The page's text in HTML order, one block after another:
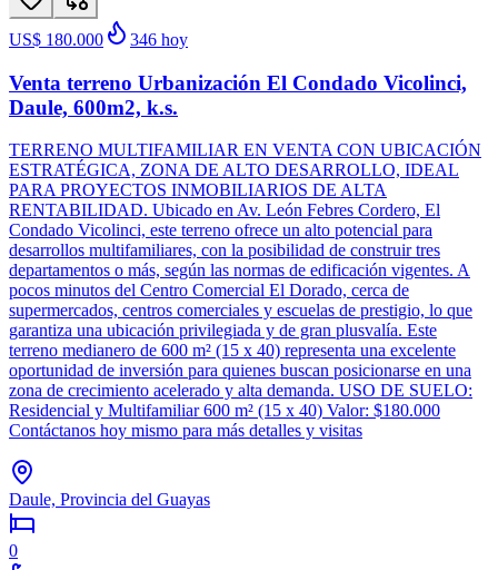
US$ 180.000 346 hoy
Venta terreno Urbanización El Condado Vicolinci,
Daule, 600m2, k.s.
TERRENO MULTIFAMILIAR EN VENTA CON UBICACIÓN
ESTRATÉGICA, ZONA DE ALTO DESARROLLO, IDEAL
PARA PROYECTOS INMOBILIARIOS DE ALTA
RENTABILIDAD. Ubicado en Av. León Febres Cordero, El
Condado Vicolinci, este terreno ofrece un alto potencial para
desarrollos multifamiliares, con la posibilidad de construir tres
departamentos o más, según las normas de edificación vigentes. A
pocos minutos del Centro Comercial El Dorado, cerca de
supermercados, centros comerciales y escuelas de prestigio, lo que
garantiza una ubicación privilegiada y de gran plusvalía. Este
terreno medianero de 600 m² (15 x 40) representa una excelente
oportunidad de inversión para quienes buscan posicionarse en una
zona de crecimiento acelerado y alta demanda. USO DE SUELO:
Residencial y Multifamiliar 600 m² (15 x 40) Valor: $180.000
Contáctanos hoy mismo para más detalles y visitas
Daule, Provincia del Guayas
0